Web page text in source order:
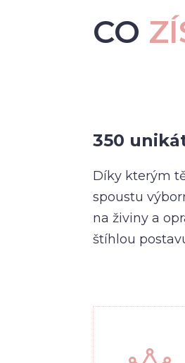
CO
350
Díky kterým
spoustu
na živiny a
štíhlou